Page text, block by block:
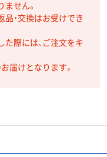
せん。
品・交換はお受けでき
際には、ご注文をキ
届けとなります。